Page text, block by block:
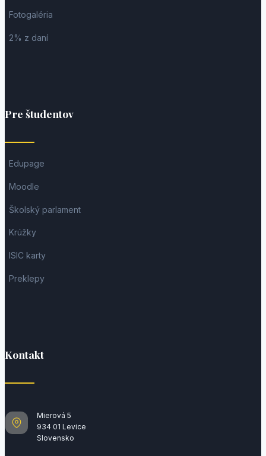
Fotogaléria
2% z daní
Pre študentov
Edupage
Moodle
Školský parlament
Krúžky
ISIC karty
Preklepy
Kontakt
Mierová 5
934 01 Levice
Slovensko